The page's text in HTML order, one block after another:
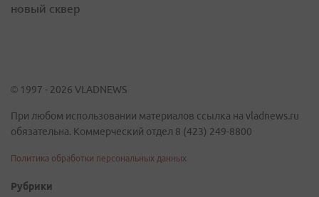
новый сквер
© 1997 - 2026 VLADNEWS
При любом использовании материалов ссылка на vladnews.ru
обязательна. Коммерческий отдел 8 (423) 249-8800
Политика обработки персональных данных
Рубрики